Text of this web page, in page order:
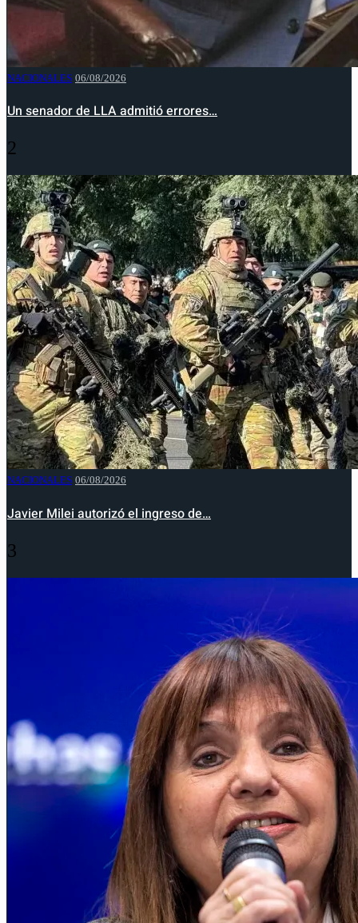
NACIONALES 06/08/2026
Un senador de LLA admitió errores…
2
NACIONALES 06/08/2026
Javier Milei autorizó el ingreso de…
3